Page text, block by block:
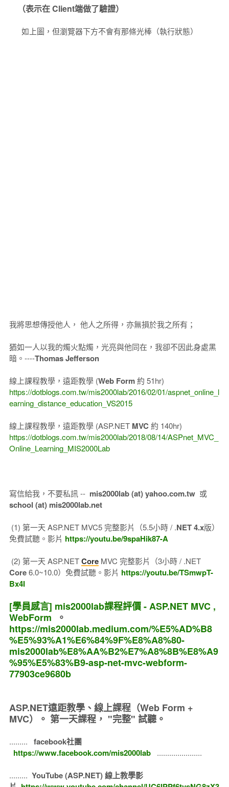
（表示在 Client端做了驗證）
如上圖，但瀏覽器下方不會有那條光棒（執行狀態）
我將思想傳授他人， 他人之所得，亦無損於我之所有；
猶如一人以我的燭火點燭，光亮與他同在，我卻不因此身處黑
暗。----Thomas Jefferson
線上課程教學，遠距教學 (Web Form約 51hr)
https://dotblogs.com.tw/mis2000lab/2016/02/01/aspnet_online_l
earning_distance_education_VS2015
線上課程教學，遠距教學 (ASP.NET MVC 約 140hr)
https://dotblogs.com.tw/mis2000lab/2018/08/14/ASPnet_MVC_
Online_Learning_MIS2000Lab
寫信給我，不要私訊 -- mis2000lab (at) yahoo.com.tw或
school (at) mis2000lab.net
(1) 第一天 ASP.NET MVC5 完整影片（5.5小時 / .NET 4.x版）
免費試聽。影片 https://youtu.be/9spaHik87-A
(2) 第一天 ASP.NETCoreMVC 完整影片（3小時 / .NET
Core6.0~10.0）免費試聽。影片 https://youtu.be/TSmwpT-
Bx4I
[學員感言] mis2000lab課程評價 - ASP.NET MVC ,
WebForm 。
https://mis2000lab.medium.com/%E5%AD%B8
%E5%93%A1%E6%84%9F%E8%A8%80-
mis2000lab%E8%AA%B2%E7%A8%8B%E8%A9
%95%E5%83%B9-asp-net-mvc-webform-
77903ce9680b
ASP.NET遠距教學、線上課程（Web Form +
MVC）。 第一天課程， "完整" 試聽。
.........
facebook社團
https://www.facebook.com/mis2000lab
......................
......... YouTube (ASP.NET) 線上教學影